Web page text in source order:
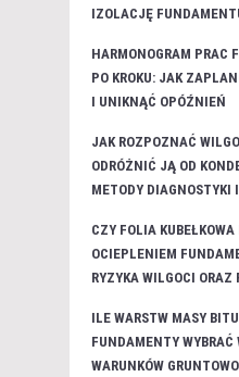
IZOLACJĘ
HARMONOGRAM PRAC
PO KROKU: JAK
I UNIKNĄĆ OPÓŹNIEŃ
JAK ROZPOZNAĆ
ODRÓŻNIĆ JĄ OD
METODY DIAGNOSTYKI
CZY FOLIA
OCIEPLENIEM
RYZYKA WILGOCI ORAZ
ILE WARSTW MASY
FUNDAMENTY
WARUNKÓW